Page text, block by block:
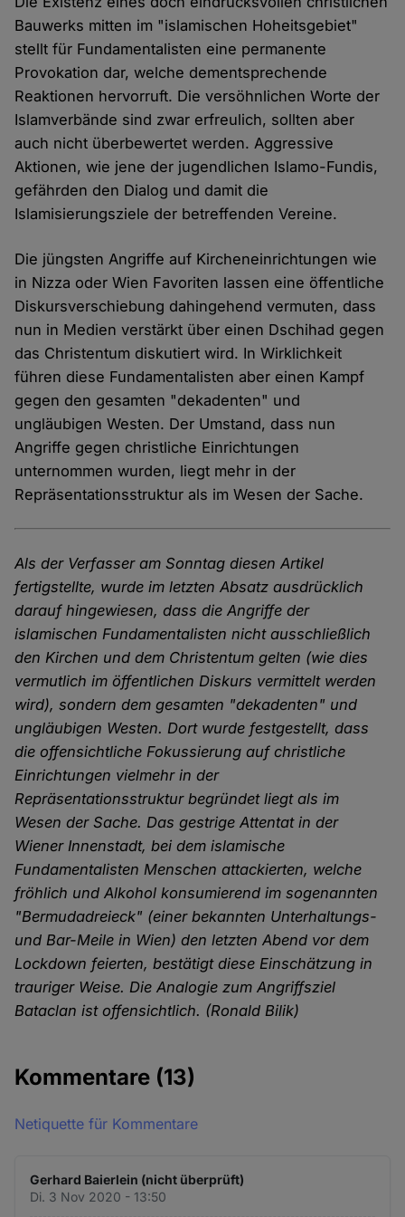
Bauwerks mitten im "islamischen Hoheitsgebiet"
stellt für Fundamentalisten eine permanente
Provokation dar, welche dementsprechende
Reaktionen hervorruft. Die versöhnlichen Worte der
Islamverbände sind zwar erfreulich, sollten aber
auch nicht überbewertet werden. Aggressive
Aktionen, wie jene der jugendlichen Islamo-Fundis,
gefährden den Dialog und damit die
Islamisierungsziele der betreffenden Vereine.
Die jüngsten Angriffe auf Kircheneinrichtungen wie
in Nizza oder Wien Favoriten lassen eine öffentliche
Diskursverschiebung dahingehend vermuten, dass
nun in Medien verstärkt über einen Dschihad gegen
das Christentum diskutiert wird. In Wirklichkeit
führen diese Fundamentalisten aber einen Kampf
gegen den gesamten "dekadenten" und
ungläubigen Westen. Der Umstand, dass nun
Angriffe gegen christliche Einrichtungen
unternommen wurden, liegt mehr in der
Repräsentationsstruktur als im Wesen der Sache.
Als der Verfasser am Sonntag diesen Artikel
fertigstellte, wurde im letzten Absatz ausdrücklich
darauf hingewiesen, dass die Angriffe der
islamischen Fundamentalisten nicht ausschließlich
den Kirchen und dem Christentum gelten (wie dies
vermutlich im öffentlichen Diskurs vermittelt werden
wird), sondern dem gesamten "dekadenten" und
ungläubigen Westen. Dort wurde festgestellt, dass
die offensichtliche Fokussierung auf christliche
Einrichtungen vielmehr in der
Repräsentationsstruktur begründet liegt als im
Wesen der Sache. Das gestrige Attentat in der
Wiener Innenstadt, bei dem islamische
Fundamentalisten Menschen attackierten, welche
fröhlich und Alkohol konsumierend im sogenannten
"Bermudadreieck" (einer bekannten Unterhaltungs-
und Bar-Meile in Wien) den letzten Abend vor dem
Lockdown feierten, bestätigt diese Einschätzung in
trauriger Weise. Die Analogie zum Angriffsziel
Bataclan ist offensichtlich. (Ronald Bilik)
Kommentare (13)
Netiquette für Kommentare
Gerhard Baierlein (nicht überprüft)
Di. 3 Nov 2020 - 13:50